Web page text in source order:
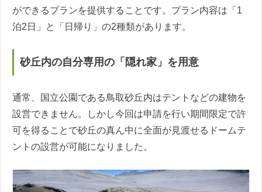
ができるプランを提供することです。プラン内容は「1
泊2日」と「日帰り」の2種類があります。
砂丘内の自分専用の「隠れ家」を用意
通常、国立公園である鳥取砂丘内はテントなどの建物を
設営できません。しかし今回は申請を行い期間限定で許
可を得ることで砂丘の真ん中に全面が見渡せるドームテ
ントの設営が可能になりました。